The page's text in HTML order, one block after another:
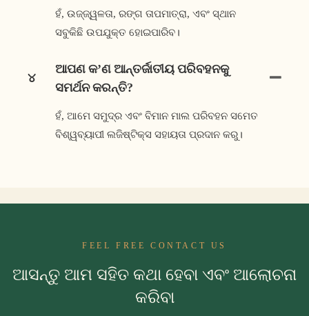
ହଁ, ଉଜ୍ଜ୍ୱଳତା, ରଙ୍ଗ ତାପମାତ୍ରା, ଏବଂ ସ୍ଥାନ
ସବୁକିଛି ଉପଯୁକ୍ତ ହୋଇପାରିବ।
୪
ଆପଣ କ’ଣ ଆନ୍ତର୍ଜାତୀୟ ପରିବହନକୁ
ସମର୍ଥନ କରନ୍ତି?
ହଁ, ଆମେ ସମୁଦ୍ର ଏବଂ ବିମାନ ମାଲ ପରିବହନ ସମେତ
ବିଶ୍ୱବ୍ୟାପୀ ଲଜିଷ୍ଟିକ୍ସ ସହାୟତା ପ୍ରଦାନ କରୁ।
FEEL FREE CONTACT US
ଆସନ୍ତୁ ଆମ ସହିତ କଥା ହେବା ଏବଂ ଆଲୋଚନା
କରିବା